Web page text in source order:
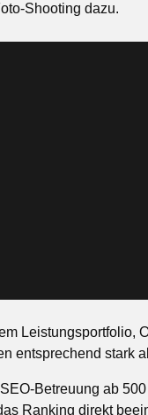
Shooting dazu.
Leistungsportfolio,
entsprechend stark
Betreuung ab
Ranking direkt